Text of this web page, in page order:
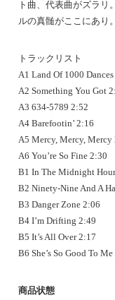
ト曲、代表曲がズラリ
ルの真髄がここにあり。
トラックリスト
A1 Land Of 1000
A2 Something You Got
A3 634-5789 2:52
A4 Barefootin’ 2:16
A5 Mercy, Mercy, Mercy
A6 You’re So Fine 2:30
B1 In The Midnight
B2 Ninety-Nine And A
B3 Danger Zone 2:06
B4 I’m Drifting 2:49
B5 It’s All Over 2:17
B6 She’s So Good To
商品状態